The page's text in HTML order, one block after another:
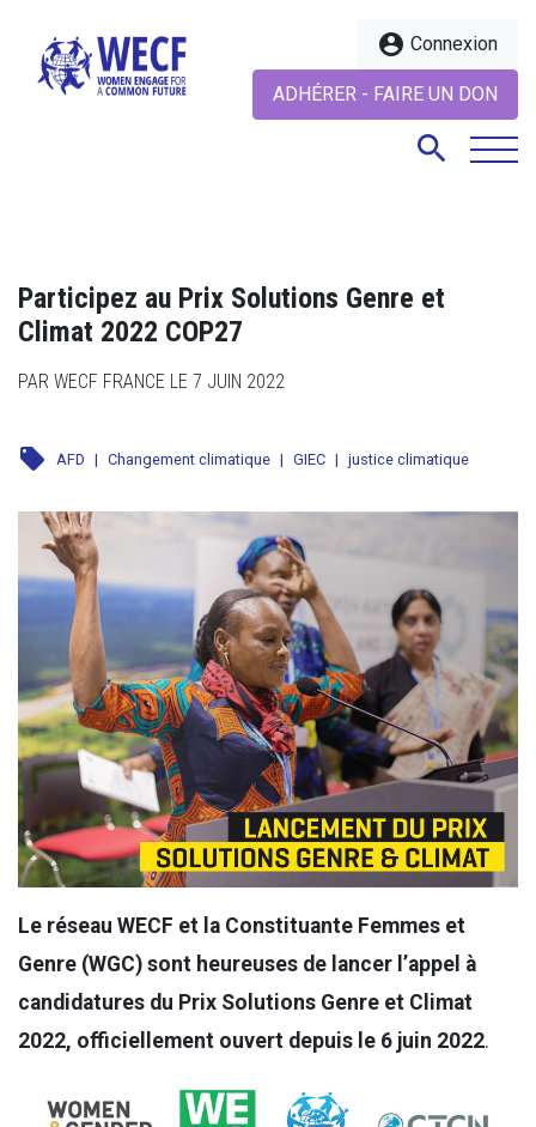
account_circle Connexion
ADHÉRER - FAIRE UN DON
search
Participez au Prix Solutions Genre et
Climat 2022 COP27
PAR WECF FRANCE LE 7 JUIN 2022
local_offer AFD | Changement climatique | GIEC | justice climatique
Le réseau WECF et la Constituante Femmes et
Genre (WGC) sont heureuses de lancer l’appel à
candidatures du Prix Solutions Genre et Climat
2022, officiellement ouvert depuis le 6 juin 2022.